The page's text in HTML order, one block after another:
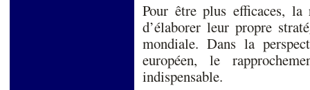
Pour être plus efficaces, la
d’élaborer leur propre
mondiale. Dans la
européen, le
indispensable.